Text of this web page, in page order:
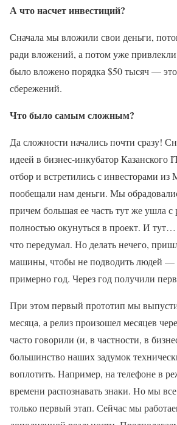
А что насчет инвестиций?
Сначала мы вложили свои деньги,
ради вложений, а потом уже
было вложено порядка $50 тысяч —
сбережений.
Что было самым сложным?
Да сложности начались почти сразу!
идеей в бизнес-инкубатор Казанского
отбор и встретились с инвесторами
пообещали нам деньги. Мы
причем большая ее часть тут же ушла
полностью окунуться в проект. И тут…
что передумал. Но делать нечего,
машины, чтобы не подводить людей
примерно год. Через год получили
При этом первый прототип мы
месяца, а релиз произошел месяцев
часто говорили (и, в частности, в
большинство наших задумок
воплотить. Например, на телефоне в
времени распознавать знаки. Но мы
только первый этап. Сейчас мы